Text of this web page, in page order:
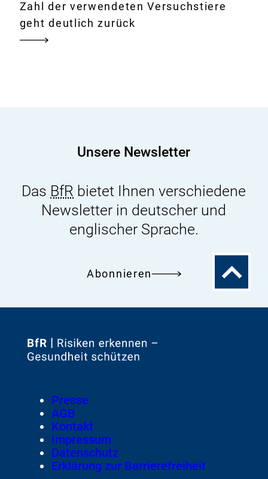
Zahl der verwendeten Versuchstiere
geht deutlich zurück
Unsere Newsletter
Das BfR bietet Ihnen verschiedene
Newsletter in deutscher und
englischer Sprache.
Abonnieren
Zum
Zur
Footer
Meta-
Navigation
Presse
AGB
Kontakt
Impressum
Datenschutz
Erklärung zur Barrierefreiheit